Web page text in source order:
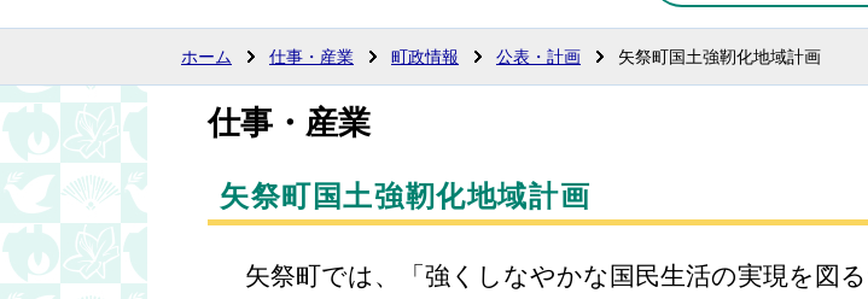
ホーム 仕事・産業 町政情報 公表・計画 矢祭町国土強靭化地域計画
仕事・産業
矢祭町国土強靭化地域計画
矢祭町では、「強くしなやかな国民生活の実現を図